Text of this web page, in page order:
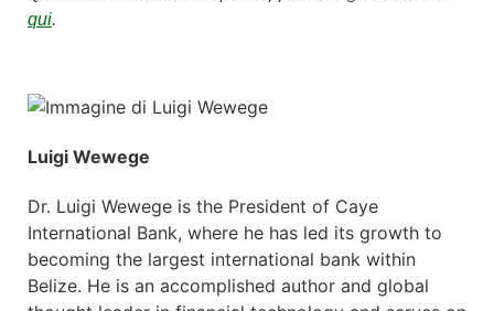
qui.
Luigi Wewege
Dr. Luigi Wewege is the President of Caye
International Bank, where he has led its growth to
becoming the largest international bank within
Belize. He is an accomplished author and global